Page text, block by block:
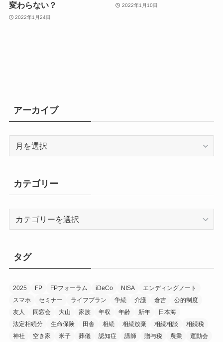
変わらない？
2022年1月24日
2022年1月10日
アーカイブ
ブ
カテゴリー
ー
タグ
2025 FP FPフォーラム iDeCo NISA
エンディングノート
スマホ
セミナー ライフプラン 争続 介護 倉吉
公的制度
友人
同窓会 大山 家族 年収 年齢 新年
日本海
法定相続分
生命保険 田舎 相続 相続放棄 相続相談
相続税
神社
空き家 米子 葬儀 認知症 講師 贈与税 農業
運動会